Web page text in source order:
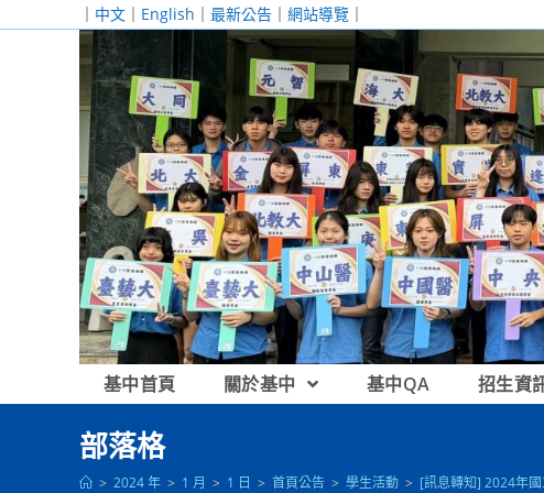
｜ 中文 ｜ English ｜ 最新公告 ｜ 網站導覽 ｜
基中首頁 關於基中 基中QA 招生資
部落格
> 2024 年 > 1 月 > 1 日 > 首頁公告 > 學生活動 > [訊息轉知] 2024年